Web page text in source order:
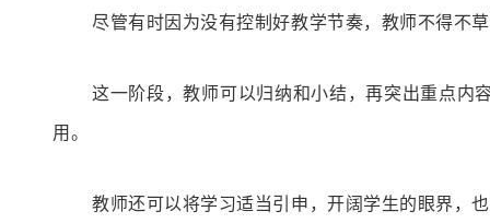
尽管有时因为没有控制好教学节奏，教师不得不
这一阶段，教师可以归纳和小结，再突出重点内
用。
教师还可以将学习适当引申 ，开阔学生的眼界，